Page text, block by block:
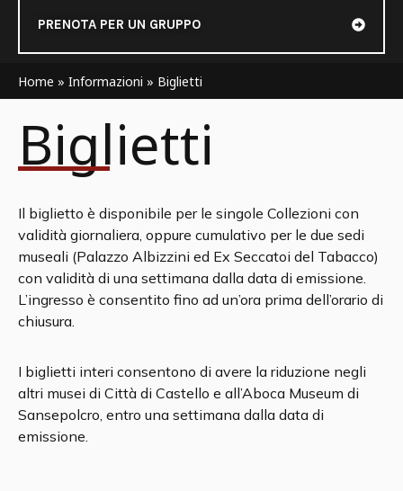
PRENOTA PER UN GRUPPO
Home » Informazioni » Biglietti
Biglietti
Il biglietto è disponibile per le singole Collezioni con
validità giornaliera, oppure cumulativo per le due sedi
museali (Palazzo Albizzini ed Ex Seccatoi del Tabacco)
con validità di una settimana dalla data di emissione.
L’ingresso è consentito fino ad un’ora prima dell’orario di
chiusura.
I biglietti interi consentono di avere la riduzione negli
altri musei di Città di Castello e all’Aboca Museum di
Sansepolcro, entro una settimana dalla data di
emissione.